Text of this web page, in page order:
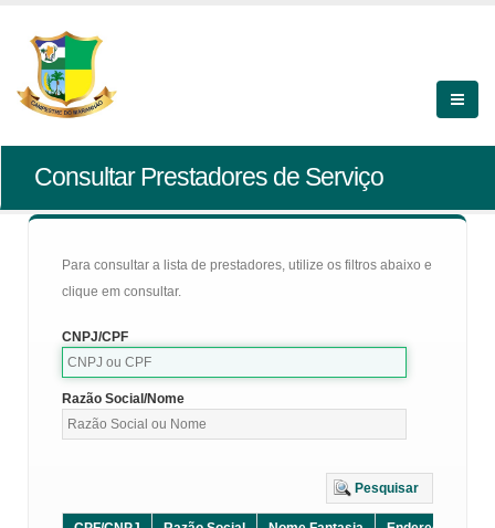
Consultar Prestadores de Serviço
Para consultar a lista de prestadores, utilize os filtros abaixo e
clique em consultar.
CNPJ/CPF
Razão Social/Nome
Pesquisar